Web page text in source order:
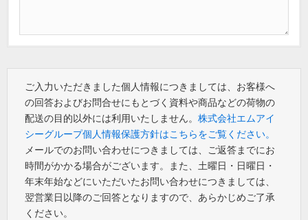
ご入力いただきました個人情報につきましては、お客様へ
の回答およびお問合せにもとづく資料や商品などの荷物の
配送の目的以外には利用いたしません。 株式会社エムアイ
シーグループ個人情報保護方針はこちらをご覧ください。
メールでのお問い合わせにつきましては、ご返答までにお
時間がかかる場合がございます。また、土曜日・日曜日・
年末年始などにいただいたお問い合わせにつきましては、
翌営業日以降のご回答となりますので、あらかじめご了承
ください。